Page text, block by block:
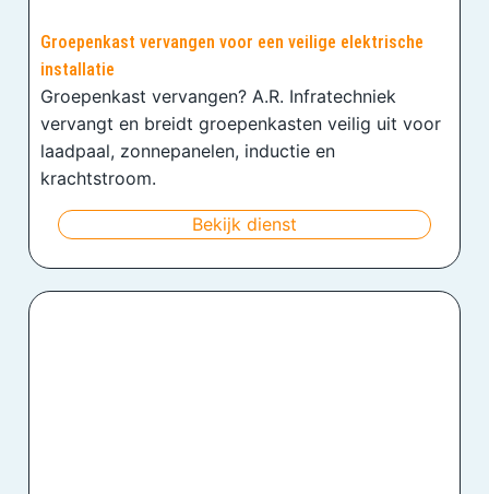
Groepenkast vervangen voor een veilige elektrische
installatie
Groepenkast vervangen? A.R. Infratechniek
vervangt en breidt groepenkasten veilig uit voor
laadpaal, zonnepanelen, inductie en
krachtstroom.
Bekijk dienst